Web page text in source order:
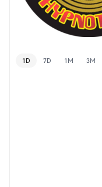
1D 7D 1M 3M